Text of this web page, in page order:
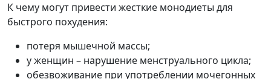
К чему могут привести жесткие монодиеты для
быстрого похудения:
потеря мышечной массы;
у женщин – нарушение менструального цикла;
обезвоживание при употреблении мочегонных